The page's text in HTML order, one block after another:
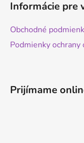
Informácie pre
Obchodné
Podmienky ochrany
Prijímame